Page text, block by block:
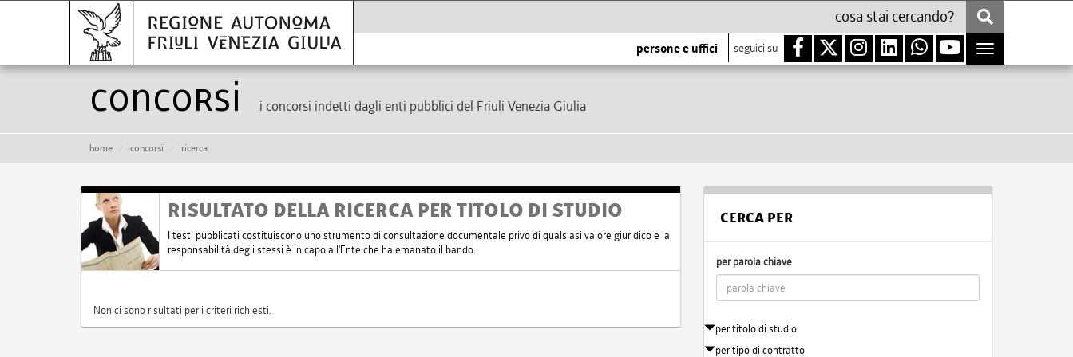
persone e uffici seguici su
Toggle
navigation
Concorsi i concorsi indetti dagli enti pubblici del Friuli Venezia Giulia
home concorsi ricerca
RISULTATO DELLA RICERCA PER TITOLO DI STUDIO
I testi pubblicati costituiscono uno strumento di consultazione documentale privo di qualsiasi valore giuridico e la
responsabilità degli stessi è in capo all'Ente che ha emanato il bando.
Non ci sono risultati per i criteri richiesti.
CERCA PER
per parola chiave
per titolo di studio
per tipo di contratto